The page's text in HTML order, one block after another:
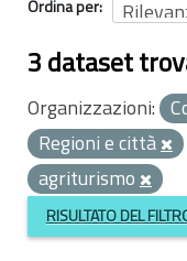
Ordina per
3 dataset
Organizzazioni:
Regioni e città
agriturismo
RISULTATO DEL